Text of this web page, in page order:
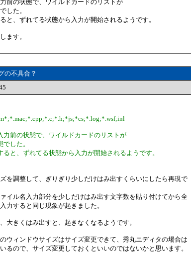
前の状態で、ワイルドカードのリストが
した。
と、ずれてる状態から入力が開始されるようです。
ます。
の不具合？
力前の状態で、ワイルドカードのリストが
した。
ると、ずれてる状態から入力が開始されるようです。
を調整して、ぎりぎり少しだけはみ出すくらいにしたら再現で
イル名入力部分を少しだけはみ出す文字数を貼り付けてから全
力すると同じ現象が起きました。
大きくはみ出すと、起きなくなるようです。
ウィンドウサイズはサイズ変更できて、秀丸エディタの場合は
るので、サイズ変更しておくといいのではないかと思います。